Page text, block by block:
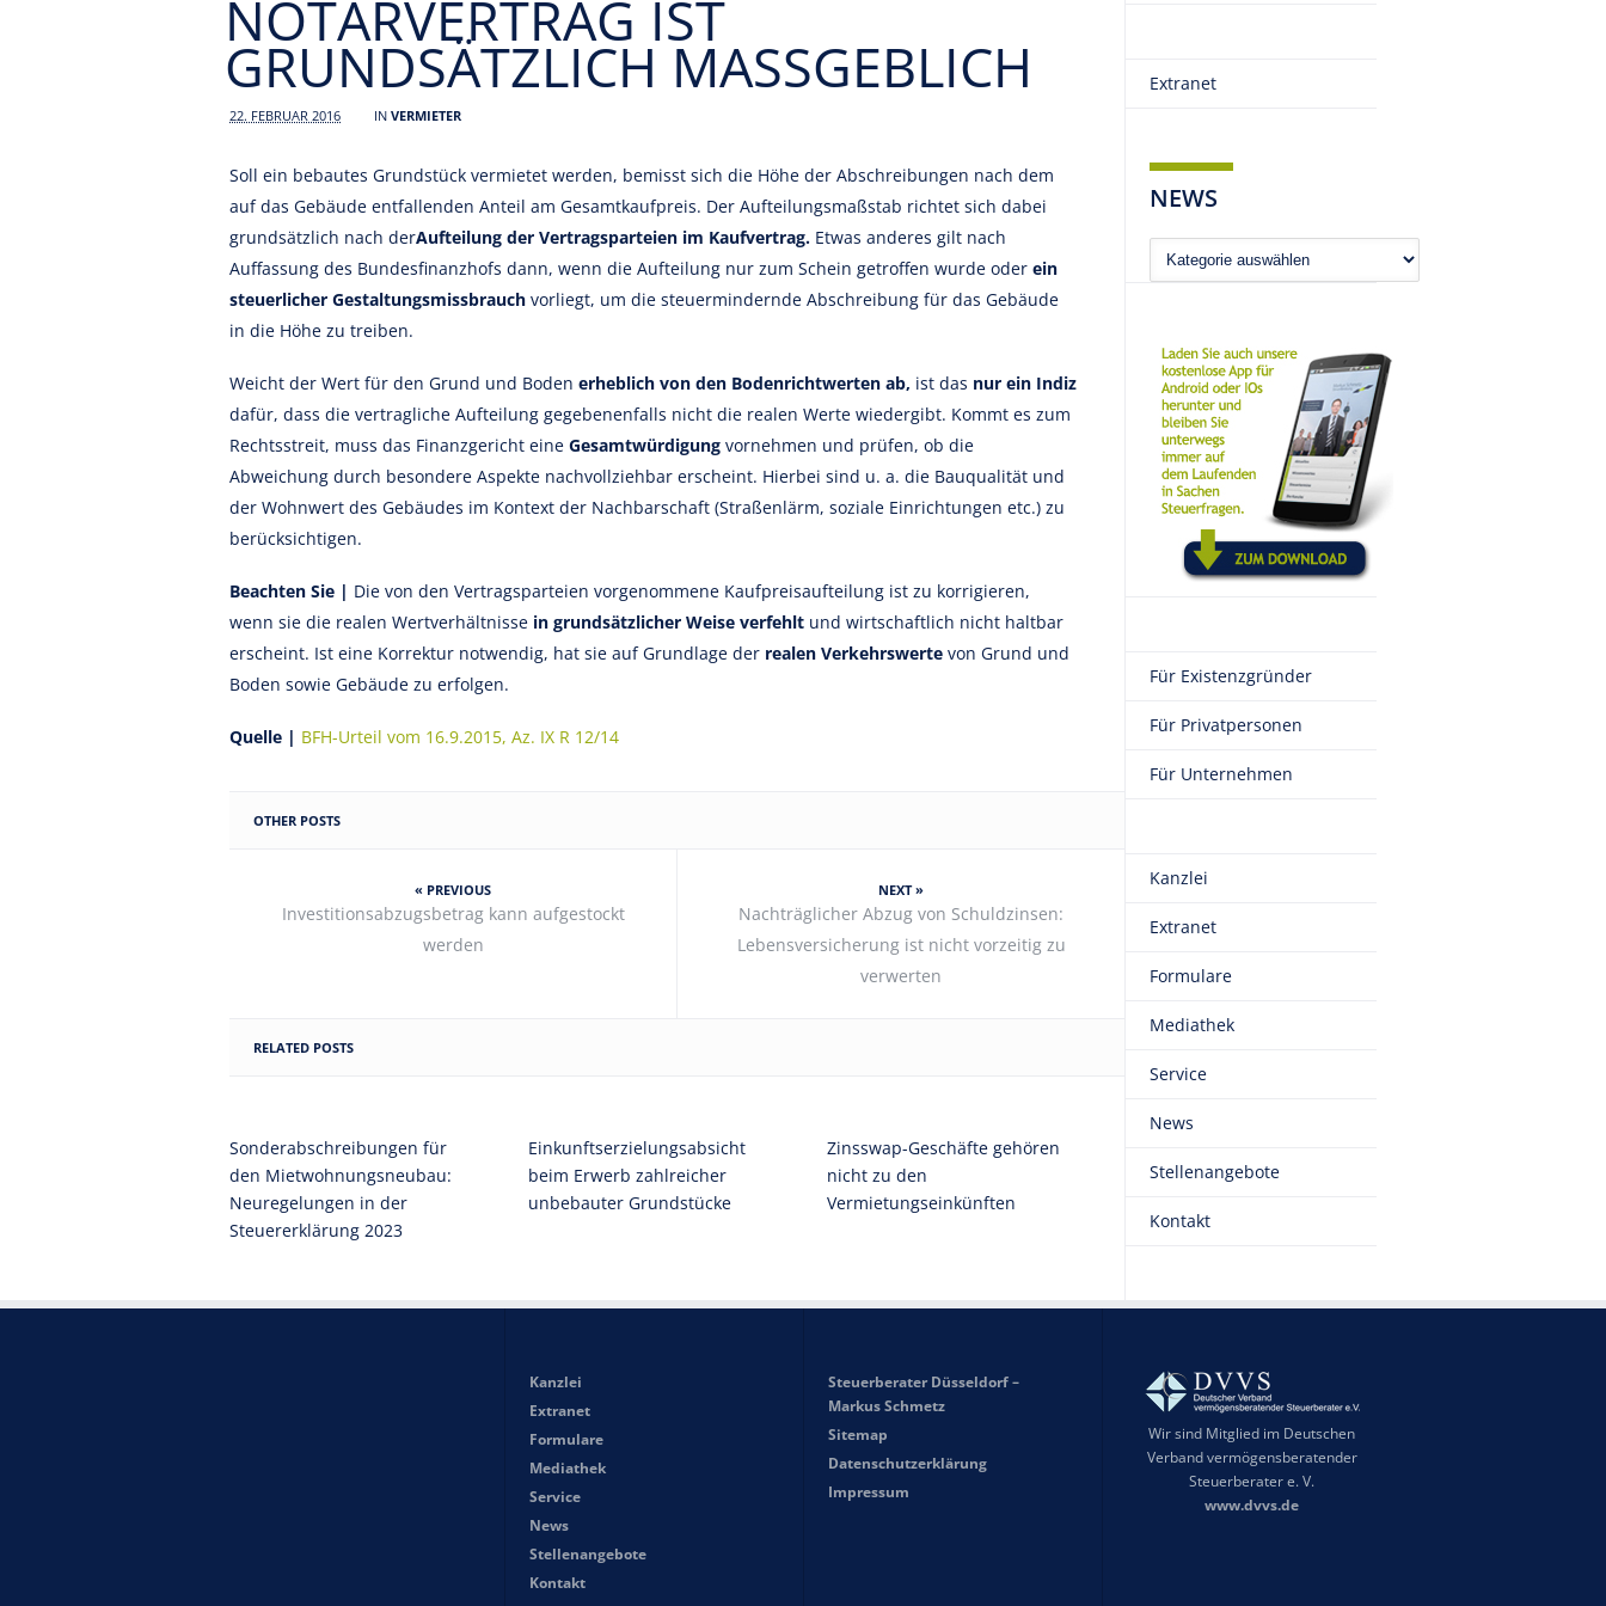
NOTARVERTRAG IST
GRUNDSÄTZLICH MASSGEBLICH
22. FEBRUAR 2016 IN VERMIETER
Soll ein bebautes Grundstück vermietet werden, bemisst sich die Höhe der Abschreibungen nach dem
auf das Gebäude entfallenden Anteil am Gesamtkaufpreis. Der Aufteilungsmaßstab richtet sich dabei
grundsätzlich nach derAufteilung der Vertragsparteien im Kaufvertrag. Etwas anderes gilt nach
Auffassung des Bundesfinanzhofs dann, wenn die Aufteilung nur zum Schein getroffen wurde oder ein
steuerlicher Gestaltungsmissbrauch vorliegt, um die steuermindernde Abschreibung für das Gebäude
in die Höhe zu treiben.
Weicht der Wert für den Grund und Boden erheblich von den Bodenrichtwerten ab, ist das nur ein Indiz
dafür, dass die vertragliche Aufteilung gegebenenfalls nicht die realen Werte wiedergibt. Kommt es zum
Rechtsstreit, muss das Finanzgericht eine Gesamtwürdigung vornehmen und prüfen, ob die
Abweichung durch besondere Aspekte nachvollziehbar erscheint. Hierbei sind u. a. die Bauqualität und
der Wohnwert des Gebäudes im Kontext der Nachbarschaft (Straßenlärm, soziale Einrichtungen etc.) zu
berücksichtigen.
Beachten Sie | Die von den Vertragsparteien vorgenommene Kaufpreisaufteilung ist zu korrigieren,
wenn sie die realen Wertverhältnisse in grundsätzlicher Weise verfehlt und wirtschaftlich nicht haltbar
erscheint. Ist eine Korrektur notwendig, hat sie auf Grundlage der realen Verkehrswerte von Grund und
Boden sowie Gebäude zu erfolgen.
Quelle | BFH-Urteil vom 16.9.2015, Az. IX R 12/14
OTHER POSTS
« PREVIOUS
Investitionsabzugsbetrag kann aufgestockt
werden
NEXT »
Nachträglicher Abzug von Schuldzinsen:
Lebensversicherung ist nicht vorzeitig zu
verwerten
RELATED POSTS
Sonderabschreibungen für
den Mietwohnungsneubau:
Neuregelungen in der
Steuererklärung 2023
Einkunftserzielungsabsicht
beim Erwerb zahlreicher
unbebauter Grundstücke
Zinsswap-Geschäfte gehören
nicht zu den
Vermietungseinkünften
Extranet
NEWS
News
Für Existenzgründer
Für Privatpersonen
Für Unternehmen
Kanzlei
Extranet
Formulare
Mediathek
Service
News
Stellenangebote
Kontakt
Kanzlei
Extranet
Formulare
Mediathek
Service
News
Stellenangebote
Kontakt
Steuerberater Düsseldorf –
Markus Schmetz
Sitemap
Datenschutzerklärung
Impressum
Wir sind Mitglied im Deutschen
Verband vermögensberatender
Steuerberater e. V.
www.dvvs.de